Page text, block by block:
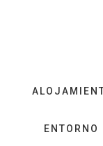
ENTORNO